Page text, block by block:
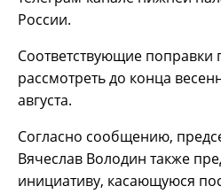
России.
Соответствующие поправки
рассмотреть до конца
августа.
Согласно сообщению,
Вячеслав Володин также
инициативу, касающуюся